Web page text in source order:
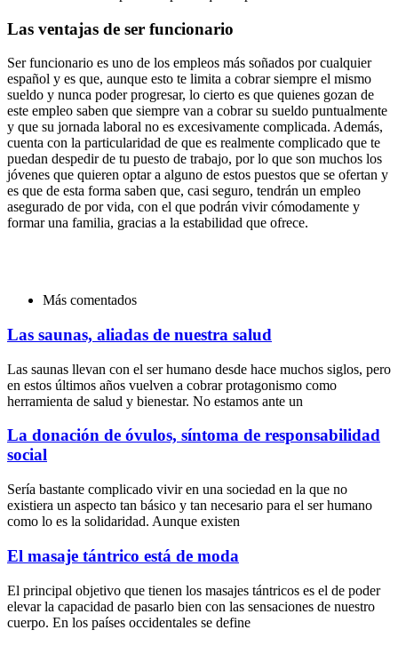
Las ventajas de ser funcionario
Ser funcionario es uno de los empleos más soñados por cualquier
español y es que, aunque esto te limita a cobrar siempre el mismo
sueldo y nunca poder progresar, lo cierto es que quienes gozan de
este empleo saben que siempre van a cobrar su sueldo puntualmente
y que su jornada laboral no es excesivamente complicada. Además,
cuenta con la particularidad de que es realmente complicado que te
puedan despedir de tu puesto de trabajo, por lo que son muchos los
jóvenes que quieren optar a alguno de estos puestos que se ofertan y
es que de esta forma saben que, casi seguro, tendrán un empleo
asegurado de por vida, con el que podrán vivir cómodamente y
formar una familia, gracias a la estabilidad que ofrece.
Más comentados
Las saunas, aliadas de nuestra salud
Las saunas llevan con el ser humano desde hace muchos siglos, pero
en estos últimos años vuelven a cobrar protagonismo como
herramienta de salud y bienestar. No estamos ante un
La donación de óvulos, síntoma de responsabilidad
social
Sería bastante complicado vivir en una sociedad en la que no
existiera un aspecto tan básico y tan necesario para el ser humano
como lo es la solidaridad. Aunque existen
El masaje tántrico está de moda
El principal objetivo que tienen los masajes tántricos es el de poder
elevar la capacidad de pasarlo bien con las sensaciones de nuestro
cuerpo. En los países occidentales se define